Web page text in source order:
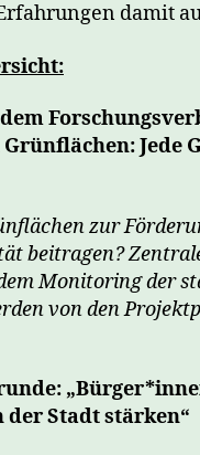
damit
Grünflächen: Jede
zur
beitragen?
Monitoring der
von den
der Stadt stärken“